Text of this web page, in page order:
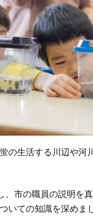
の生活する川辺や河
市の職員の説明を
いての知識を深めま